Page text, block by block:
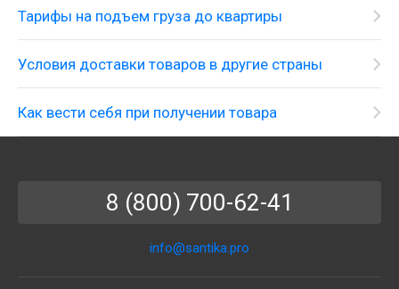
Тарифы на подъем груза до квартиры
Условия доставки товаров в другие страны
Как вести себя при получении товара
8 (800) 700-62-41
info@santika.pro